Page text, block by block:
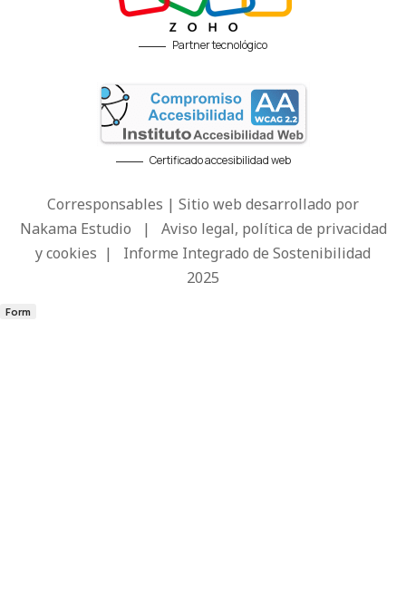
Partner tecnológico
Certificado accesibilidad web
Corresponsables | Sitio web desarrollado por
Nakama Estudio | Aviso legal, política de privacidad
y cookies | Informe Integrado de Sostenibilidad
2025
Form